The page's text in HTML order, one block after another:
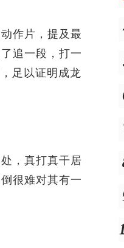
作片，提及最
追一段，打一
足以证明成龙
，真打真干居
很难对其有一